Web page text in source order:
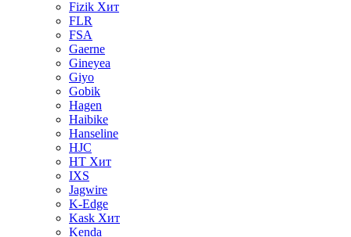
Fizik Хит
FLR
FSA
Gaerne
Gineyea
Giyo
Gobik
Hagen
Haibike
Hanseline
HJC
HT Хит
IXS
Jagwire
K-Edge
Kask Хит
Kenda